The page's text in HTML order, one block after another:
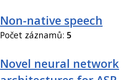
Non-native speech
Počet záznamů: 5
Novel neural network